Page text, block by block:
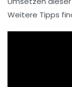
Weitere Tipps